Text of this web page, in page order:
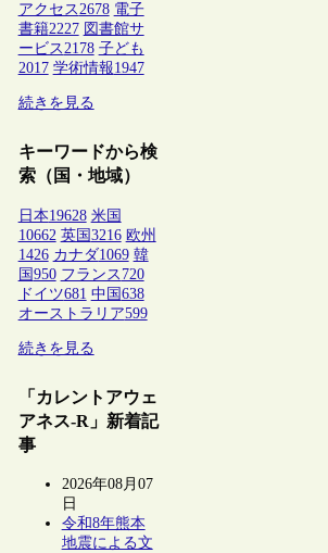
アクセス2678 電子
書籍2227 図書館サ
ービス2178 子ども
2017 学術情報1947
続きを見る
キーワードから検
索（国・地域）
日本19628 米国
10662 英国3216 欧州
1426 カナダ1069 韓
国950 フランス 720
ドイツ681 中国638
オーストラリア599
続きを見る
「カレントアウェ
アネス-R」新着記
事
2026年08月07
日
令和8年熊本
地震による文